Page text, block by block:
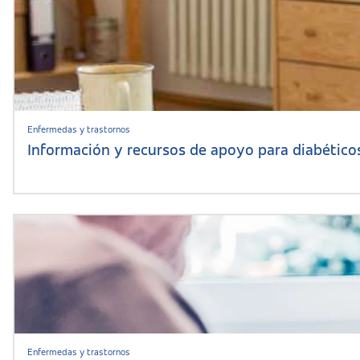
Enfermedas y trastornos
Información y recursos de apoyo para
Enfermedas y trastornos